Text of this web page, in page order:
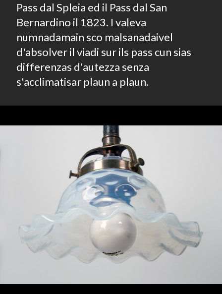
Pass dal Spleia ed il Pass dal San
Bernardino il 1823. I valeva
numnadamain sco malsanadaivel
d'absolver il viadi sur ils pass cun sias
differenzas d'autezza senza
s'acclimatisar plaun a plaun.